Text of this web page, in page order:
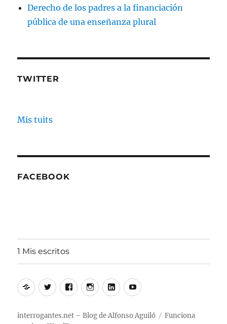
Derecho de los padres a la financiación
pública de una enseñanza plural
TWITTER
Mis tuits
FACEBOOK
1 Mis escritos
Alfonso
Aguiló
TwitterFacebookInstagram
LinkedinYoutube
interrogantes.net – Blog de Alfonso Aguiló
Funciona